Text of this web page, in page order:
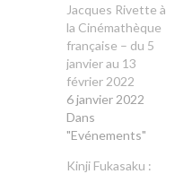
Jacques Rivette à
la Cinémathèque
française – du 5
janvier au 13
février 2022
6 janvier 2022
Dans
"Evénements"
Kinji Fukasaku :